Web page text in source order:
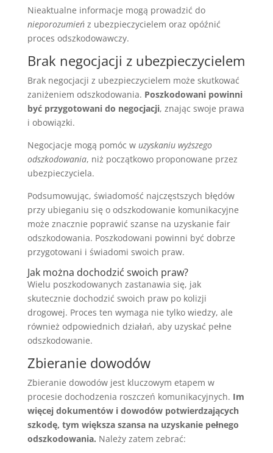
Nieaktualne informacje mogą prowadzić do
nieporozumieńz ubezpieczycielem oraz opóźnić
proces odszkodowawczy.
Brak negocjacji z ubezpieczycielem
Brak negocjacji z ubezpieczycielem może skutkować
zaniżeniem odszkodowania. Poszkodowani powinni
być przygotowani do negocjacji, znając swoje prawa
i obowiązki.
Negocjacje mogą pomóc w uzyskaniu wyższego
odszkodowania, niż początkowo proponowane przez
ubezpieczyciela.
Podsumowując, świadomość najczęstszych błędów
przy ubieganiu się o odszkodowanie komunikacyjne
może znacznie poprawić szanse na uzyskanie fair
odszkodowania. Poszkodowani powinni być dobrze
przygotowani i świadomi swoich praw.
Jak można dochodzić swoich praw?
Wielu poszkodowanych zastanawia się, jak
skutecznie dochodzić swoich praw po kolizji
drogowej. Proces ten wymaga nie tylko wiedzy, ale
również odpowiednich działań, aby uzyskać pełne
odszkodowanie.
Zbieranie dowodów
Zbieranie dowodów jest kluczowym etapem w
procesie dochodzenia roszczeń komunikacyjnych. Im
więcej dokumentów i dowodów potwierdzających
szkodę, tym większa szansa na uzyskanie pełnego
odszkodowania. Należy zatem zebrać: